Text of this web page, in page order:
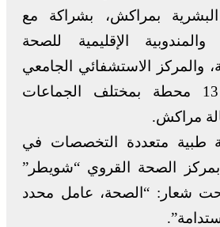
البشرية بمراكش، بشراكة مع
والمندوبية الإقليمية للصحة
والمركز الاستشفائي الجامعي
محمد السادس، 13 محطة بمختلف الجماعات
مراكش.
طبية متعددة التخصصات في
الصحة القروي “شويطر”
تحت شعار: “الصحة، عامل محدد